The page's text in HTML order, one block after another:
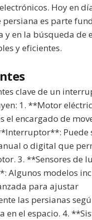
Hoy en
es parte
y en la búsqueda de
y eficientes.
clave de un
1. **Motor
el encargado de
Puede
o digital que
3. **Sensores de
Algunos modelos
para ajustar
las persianas
en el espacio. 4.